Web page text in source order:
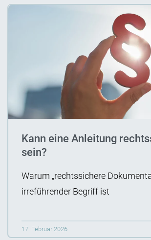
Kann eine Anleitung
sein?
Warum „rechtssichere
irreführender Begriff ist
17. Februar 2026